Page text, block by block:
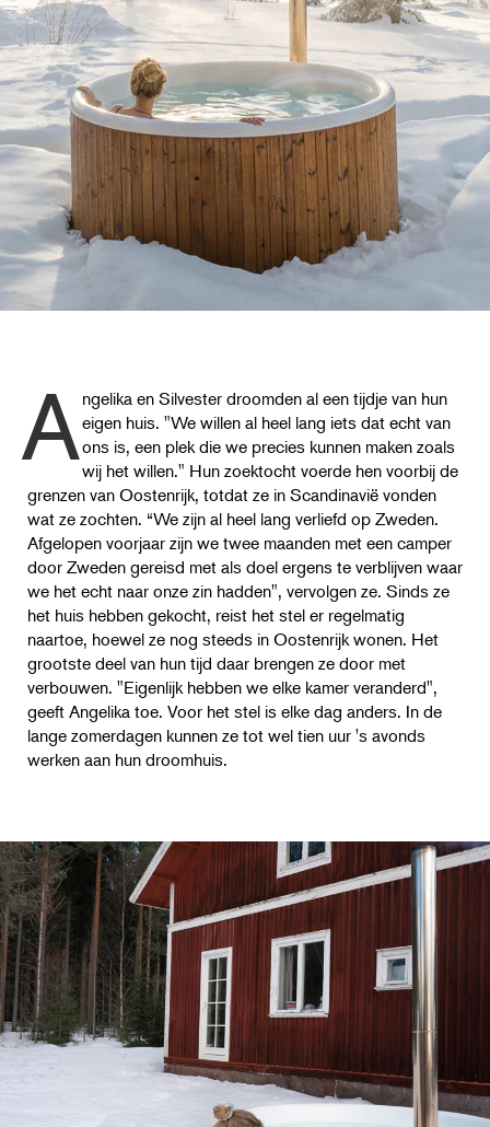
Angelika en Silvester droomden al een tijdje van hun
eigen huis. "We willen al heel lang iets dat echt van
ons is, een plek die we precies kunnen maken zoals
wij het willen." Hun zoektocht voerde hen voorbij de
grenzen van Oostenrijk, totdat ze in Scandinavië vonden
wat ze zochten. “We zijn al heel lang verliefd op Zweden.
Afgelopen voorjaar zijn we twee maanden met een camper
door Zweden gereisd met als doel ergens te verblijven waar
we het echt naar onze zin hadden", vervolgen ze. Sinds ze
het huis hebben gekocht, reist het stel er regelmatig
naartoe, hoewel ze nog steeds in Oostenrijk wonen. Het
grootste deel van hun tijd daar brengen ze door met
verbouwen. "Eigenlijk hebben we elke kamer veranderd",
geeft Angelika toe. Voor het stel is elke dag anders. In de
lange zomerdagen kunnen ze tot wel tien uur 's avonds
werken aan hun droomhuis.